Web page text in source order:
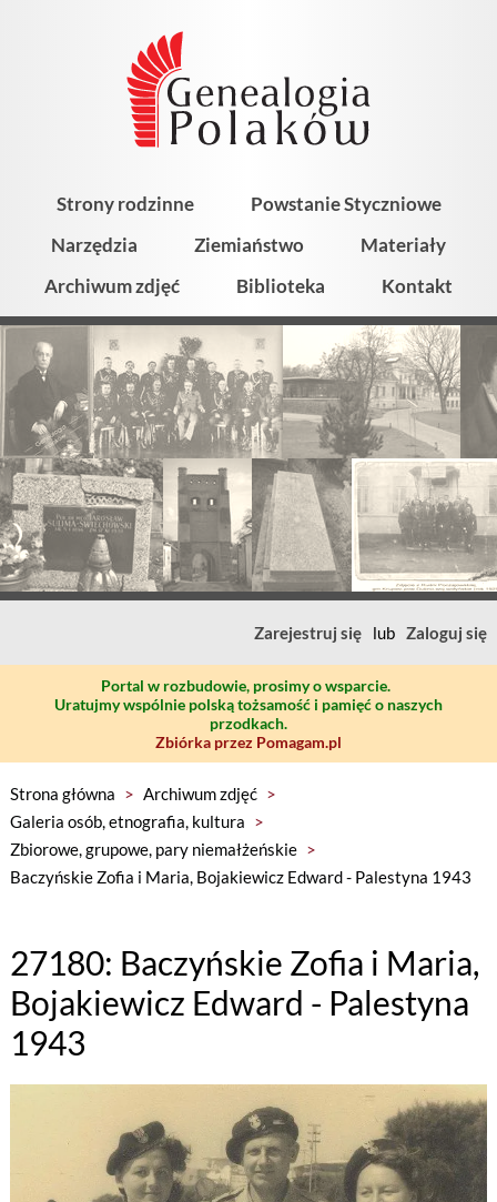
Strony rodzinne
Powstanie Styczniowe
Narzędzia
Ziemiaństwo
Materiały
Archiwum zdjęć
Biblioteka Kontakt
Zarejestruj się lub Zaloguj się
Portal w rozbudowie, prosimy o wsparcie.
Uratujmy wspólnie polską tożsamość i pamięć o naszych
przodkach.
Zbiórka przez Pomagam.pl
Strona główna > Archiwum zdjęć >
Galeria osób, etnografia, kultura >
Zbiorowe, grupowe, pary niemałżeńskie >
Baczyńskie Zofia i Maria, Bojakiewicz Edward - Palestyna 1943
27180: Baczyńskie Zofia i Maria,
Bojakiewicz Edward - Palestyna
1943